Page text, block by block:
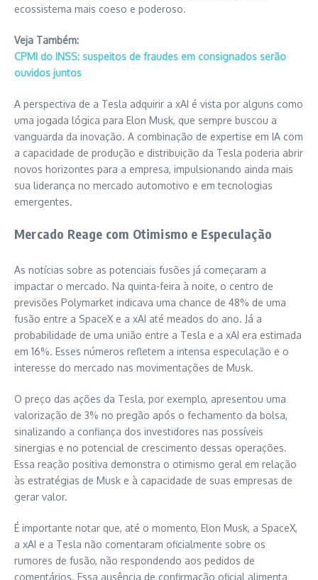
ecossistema mais coeso e poderoso.
Veja Também:
CPMI do INSS: suspeitos de fraudes em consignados serão
ouvidos juntos
A perspectiva de a Tesla adquirir a xAI é vista por alguns como
uma jogada lógica para Elon Musk, que sempre buscou a
vanguarda da inovação. A combinação de expertise em IA com
a capacidade de produção e distribuição da Tesla poderia abrir
novos horizontes para a empresa, impulsionando ainda mais
sua liderança no mercado automotivo e em tecnologias
emergentes.
Mercado Reage com Otimismo e Especulação
As notícias sobre as potenciais fusões já começaram a
impactar o mercado. Na quinta-feira à noite, o centro de
previsões Polymarket indicava uma chance de 48% de uma
fusão entre a SpaceX e a xAI até meados do ano. Já a
probabilidade de uma união entre a Tesla e a xAI era estimada
em 16%. Esses números refletem a intensa especulação e o
interesse do mercado nas movimentações de Musk.
O preço das ações da Tesla, por exemplo, apresentou uma
valorização de 3% no pregão após o fechamento da bolsa,
sinalizando a confiança dos investidores nas possíveis
sinergias e no potencial de crescimento dessas operações.
Essa reação positiva demonstra o otimismo geral em relação
às estratégias de Musk e à capacidade de suas empresas de
gerar valor.
É importante notar que, até o momento, Elon Musk, a SpaceX,
a xAI e a Tesla não comentaram oficialmente sobre os
rumores de fusão, não respondendo aos pedidos de
comentários. Essa ausência de confirmação oficial alimenta